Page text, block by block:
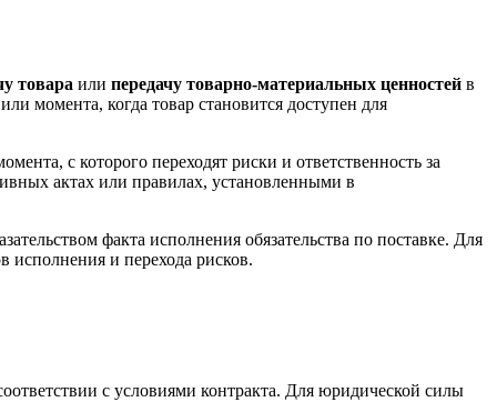
товара или передачу товарно-материальных ценностей в
момента, когда товар становится доступен для
с которого переходят риски и ответственность за
актах или правилах, установленными в
факта исполнения обязательства по поставке. Для
исполнения и перехода рисков.
с условиями контракта. Для юридической силы